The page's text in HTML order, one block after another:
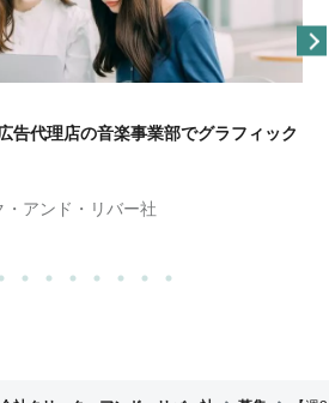
告代理店の音楽事業部でグラフィック
アンド・リバー社